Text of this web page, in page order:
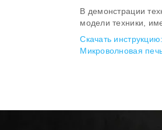
В демонстрации
модели техники,
Скачать инструкцию:
Микроволновая